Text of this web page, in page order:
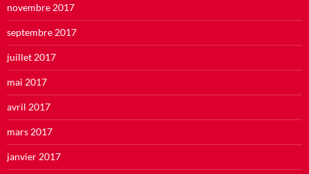
novembre 2017
septembre 2017
juillet 2017
mai 2017
avril 2017
mars 2017
janvier 2017